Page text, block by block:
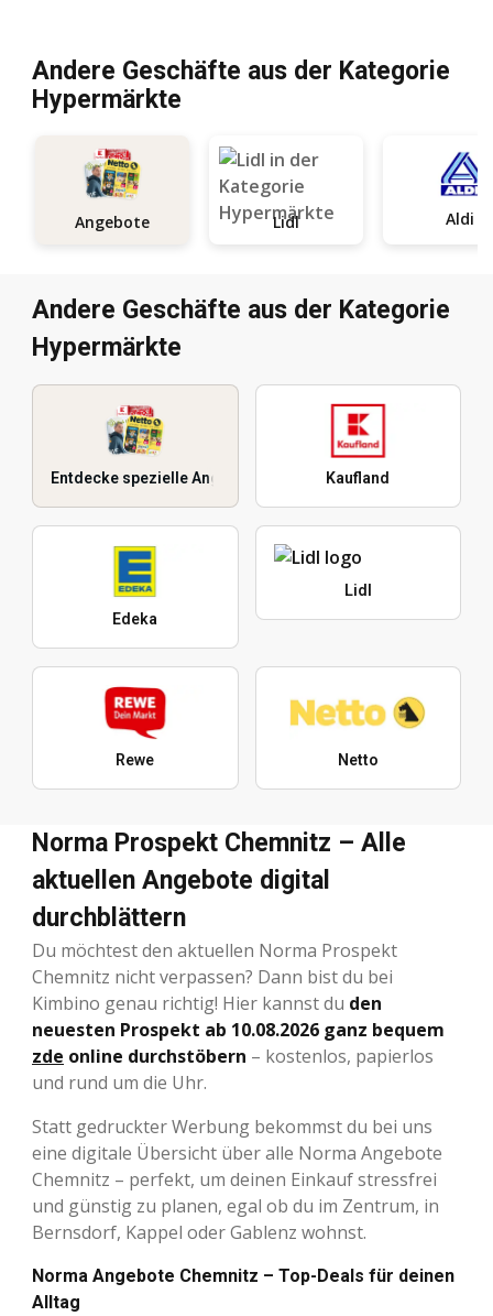
Andere Geschäfte aus der Kategorie
Hypermärkte
Angebote Lidl Aldi
Andere Geschäfte aus der Kategorie
Hypermärkte
Entdecke spezielle Angebote Kaufland
Edeka
Lidl
Rewe Netto
Norma Prospekt Chemnitz – Alle
aktuellen Angebote digital
durchblättern
Du möchtest den aktuellen Norma Prospekt
Chemnitz nicht verpassen? Dann bist du bei
Kimbino genau richtig! Hier kannst du den
neuesten Prospekt ab 10.08.2026 ganz bequem
zde online durchstöbern – kostenlos, papierlos
und rund um die Uhr.
Statt gedruckter Werbung bekommst du bei uns
eine digitale Übersicht über alle Norma Angebote
Chemnitz – perfekt, um deinen Einkauf stressfrei
und günstig zu planen, egal ob du im Zentrum, in
Bernsdorf, Kappel oder Gablenz wohnst.
Norma Angebote Chemnitz – Top-Deals für deinen
Alltag